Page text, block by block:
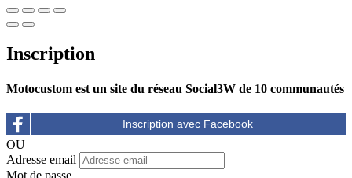
Inscription
Motocustom est un site du réseau Social3W de 10 communautés
OU
Adresse email
Mot de passe